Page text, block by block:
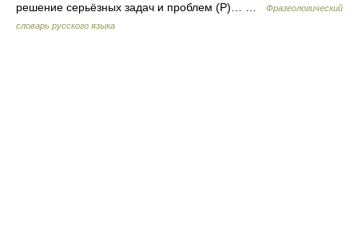
решение серьёзных задач и проблем (Р)… …
Фразеологический
словарь русского языка